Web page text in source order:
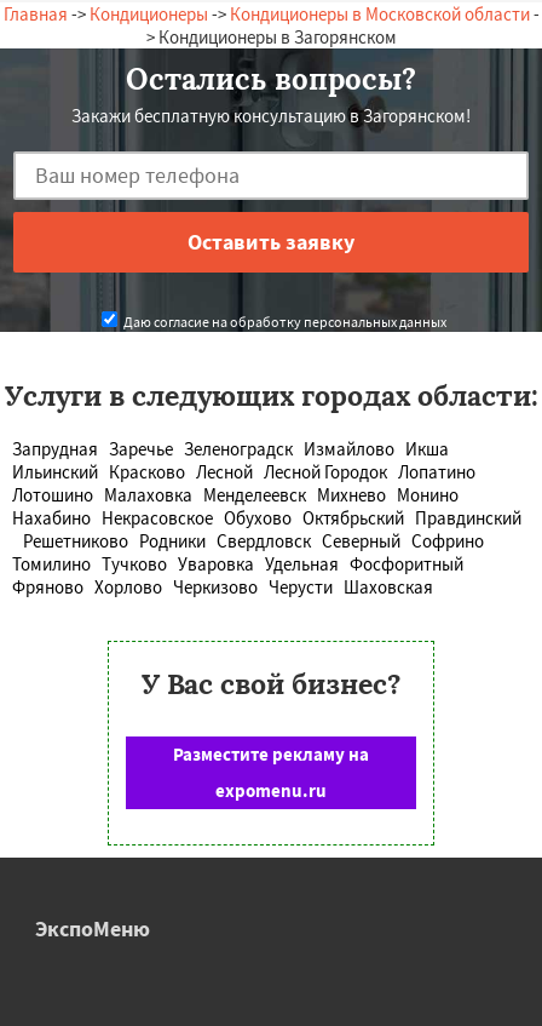
Главная -> Кондиционеры -> Кондиционеры в Московской области-
> Кондиционеры в Загорянском
Остались вопросы?
Закажи бесплатную консультацию в Загорянском!
Даю согласие на обработку персональных данных
Услуги в следующих городах области:
Запрудная Заречье Зеленоградск Измайлово Икша
Ильинский Красково Лесной Лесной Городок Лопатино
Лотошино Малаховка Менделеевск Михнево Монино
Нахабино Некрасовское Обухово Октябрьский Правдинский
Решетниково Родники Свердловск Северный Софрино
Томилино Тучково Уваровка Удельная Фосфоритный
Фряново Хорлово Черкизово Черусти Шаховская
У Вас свой бизнес?
Разместите рекламу на
expomenu.ru
ЭкспоМеню